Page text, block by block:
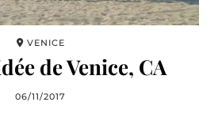
VENICE
de Venice, CA
06/11/2017